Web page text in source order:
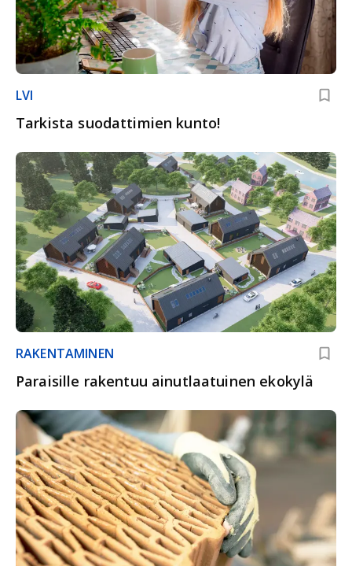
LVI
Tarkista suodattimien kunto!
RAKENTAMINEN
Paraisille rakentuu ainutlaatuinen ekokylä